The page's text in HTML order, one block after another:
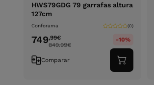
HWS79GDG 79 garrafas altura
127cm
Conforama (0)
749,99€
849.99€
-10%
Comparar
ao